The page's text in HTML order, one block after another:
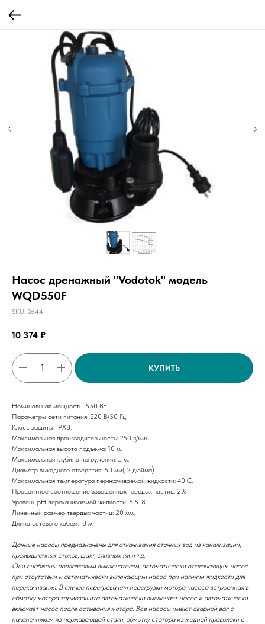
Насос дренажный "Vodotok" модель
WQD550F
SKU: 2644
10 374 ₽
КУПИТЬ
Номинальная мощность: 550 Вт.
Параметры сети питания: 220 В/50 Гц.
Класс защиты: IPX8.
Максимальная производительность: 250 л/мин.
Максимальная высота подъема: 10 м.
Максимальная глубина погружения: 5 м.
Диаметр выходного отверстия: 50 мм( 2 дюйма).
Максимальная температура перекачиваемой жидкости: 40 С.
Процентное соотношение взвешенных твердых частиц: 2%.
Уровень рН перекачиваемой жидкости: 6,5-8.
Линейный размер твердых частиц: 20 мм.
Длина сетевого кабеля: 8 м.
Данные насосы предназначены для откачивания сточных вод из канализаций,
промышленных стоков, шахт, сливных ям и т.д.
Они снабжены поплавковым выключателем, автоматически отключающим насос
при отсутствии и автоматически включающим насос при наличии жидкости для
перекачивания. В случае перегрева или перегрузки мотора насоса встроенная в
обмотку мотора термозащита автоматически выключает насос и автоматически
включает насос после остывания мотора. Все насосы имеют сварной вал с
наконечником из нержавеющей стали, обмотку статора из медной проволоки с